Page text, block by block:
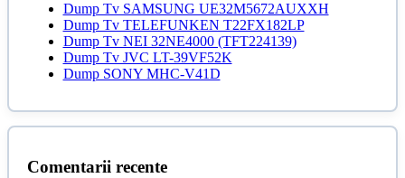
Dump Tv SAMSUNG UE32M5672AUXXH
Dump Tv TELEFUNKEN T22FX182LP
Dump Tv NEI 32NE4000 (TFT224139)
Dump Tv JVC LT-39VF52K
Dump SONY MHC-V41D
Comentarii recente